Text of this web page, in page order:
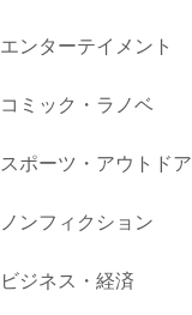
エンターテイメント
コミック・ラノベ
スポーツ・アウトドア
ノンフィクション
ビジネス・経済